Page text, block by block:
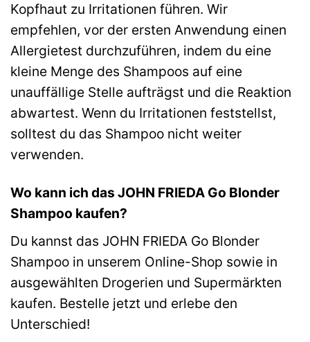
Kopfhaut zu Irritationen führen. Wir
empfehlen, vor der ersten Anwendung einen
Allergietest durchzuführen, indem du eine
kleine Menge des Shampoos auf eine
unauffällige Stelle aufträgst und die Reaktion
abwartest. Wenn du Irritationen feststellst,
solltest du das Shampoo nicht weiter
verwenden.
Wo kann ich das JOHN FRIEDA Go Blonder
Shampoo kaufen?
Du kannst das JOHN FRIEDA Go Blonder
Shampoo in unserem Online-Shop sowie in
ausgewählten Drogerien und Supermärkten
kaufen. Bestelle jetzt und erlebe den
Unterschied!